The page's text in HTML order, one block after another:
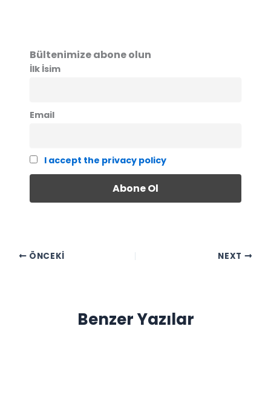
Bültenimize abone olun
İlk İsim
Email
I accept the privacy policy
ÖNCEKI NEXT
Benzer Yazılar